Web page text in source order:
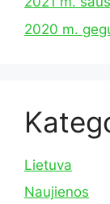
2020 m.
Lietuva
Naujienos